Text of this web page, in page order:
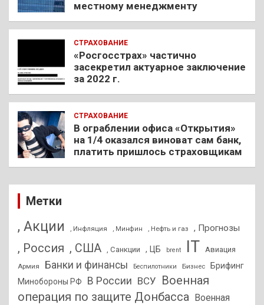
местному менеджменту
СТРАХОВАНИЕ
«Росгосстрах» частично
засекретил актуарное заключение
за 2022 г.
СТРАХОВАНИЕ
В ограблении офиса «Открытия»
на 1/4 оказался виноват сам банк,
платить пришлось страховщикам
Метки
, Акции , Инфляция , Минфин , Нефть и газ , Прогнозы
, Россия , США , Санкции , ЦБ brent IT Авиация
Армия Банки и финансы Беспилотники Бизнес
Брифинг
Минобороны РФ
В России ВСУ Военная
операция по защите Донбасса
Военная